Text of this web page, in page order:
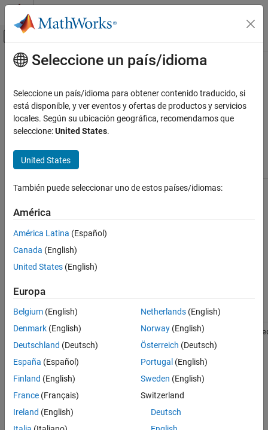
Saltar al contenido
Mostrar/ocultar menú de navegación
Inicio de Documentación
ThingSpeak
Escribir datos en el canal
Leer datos del canal
ThingSpeak
API DESCANSO
Códigos de error
EN ESTA PÁGINA
Texto
XML
Contenido principal
Esta página se ha traducido mediante traducción automática.
Códigos de error
HTTP
400
Solicitud
La solicitud
debido a una
correcta.
error_bad_request
401
Autorización
requerida
Los detalles
Proporcione
la clave API
clave API del
Seleccione un país/idioma
Seleccione un país/idioma para obtener contenido traducido, si
está disponible, y ver eventos y ofertas de productos y servicios
locales. Según su ubicación geográfica, recomendamos que
seleccione:United States.
United States
También puede seleccionar uno de estos países/idiomas:
América
América Latina (Español)
Canada (English)
United States (English)
Europa
Belgium (English)
Denmark (English)
Deutschland (Deutsch)
España (Español)
Finland (English)
France (Français)
Ireland (English)
Netherlands(English)
Norway(English)
Österreich (Deutsch)
Portugal (English)
Sweden (English)
Switzerland
Deutsch